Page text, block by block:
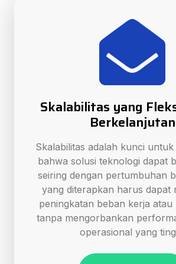
Skalabilitas yang
Berkelanjutan
Skalabilitas adalah kunci untuk
bahwa solusi teknologi dapat
seiring dengan pertumbuhan
yang diterapkan harus dapat
peningkatan beban kerja atau
tanpa mengorbankan
operasional yang